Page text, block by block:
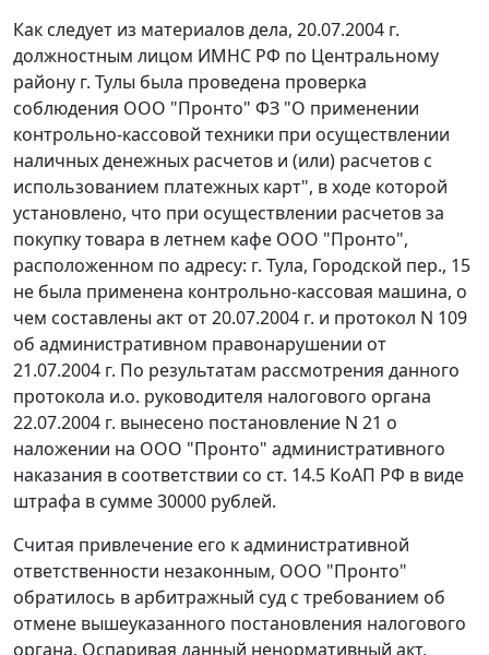
Как следует из материалов дела, 20.07.2004 г.
должностным лицом ИМНС РФ по Центральному
району г. Тулы была проведена проверка
соблюдения ООО "Пронто" ФЗ "О применении
контрольно-кассовой техники при осуществлении
наличных денежных расчетов и (или) расчетов с
использованием платежных карт", в ходе которой
установлено, что при осуществлении расчетов за
покупку товара в летнем кафе ООО "Пронто",
расположенном по адресу: г. Тула, Городской пер., 15
не была применена контрольно-кассовая машина, о
чем составлены акт от 20.07.2004 г. и протокол N 109
об административном правонарушении от
21.07.2004 г. По результатам рассмотрения данного
протокола и.о. руководителя налогового органа
22.07.2004 г. вынесено постановление N 21 о
наложении на ООО "Пронто" административного
наказания в соответствии со ст. 14.5 КоАП РФ в виде
штрафа в сумме 30000 рублей.
Считая привлечение его к административной
ответственности незаконным, ООО "Пронто"
обратилось в арбитражный суд с требованием об
отмене вышеуказанного постановления налогового
органа. Оспаривая данный ненормативный акт,